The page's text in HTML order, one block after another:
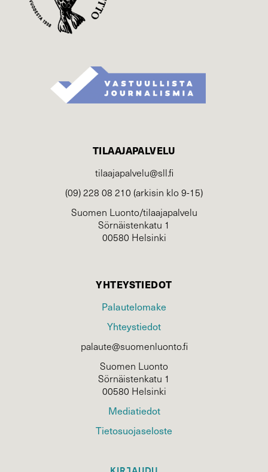
TILAAJAPALVELU
tilaajapalvelu@sll.fi
(09) 228 08 210 (arkisin klo 9-15)
Suomen Luonto/tilaajapalvelu
Sörnäistenkatu 1
00580 Helsinki
YHTEYSTIEDOT
Palautelomake
Yhteystiedot
palaute@suomenluonto.fi
Suomen Luonto
Sörnäistenkatu 1
00580 Helsinki
Mediatiedot
Tietosuojaseloste